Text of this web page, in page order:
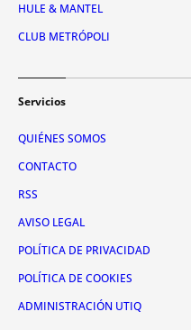
HULE & MANTEL
CLUB METRÓPOLI
Servicios
QUIÉNES SOMOS
CONTACTO
RSS
AVISO LEGAL
POLÍTICA DE PRIVACIDAD
POLÍTICA DE COOKIES
ADMINISTRACIÓN UTIQ